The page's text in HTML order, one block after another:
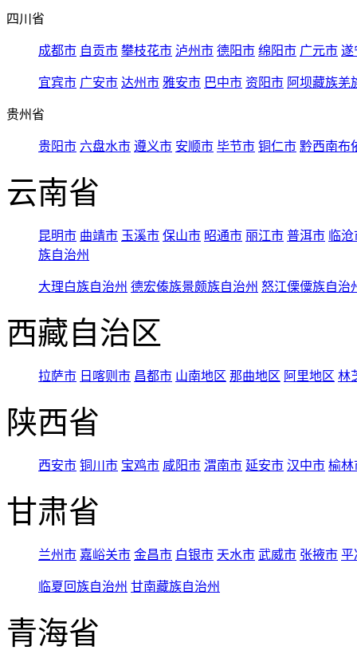
四川省
成都市 自贡市 攀枝花市 泸州市 德阳市 绵阳市 广元市 遂
宜宾市 广安市 达州市 雅安市 巴中市 资阳市 阿坝藏族羌
贵州省
贵阳市 六盘水市 遵义市 安顺市 毕节市 铜仁市 黔西南布
云南省
昆明市 曲靖市 玉溪市 保山市 昭通市 丽江市 普洱市 临
族自治州
大理白族自治州 德宏傣族景颇族自治州 怒江傈僳族自治
西藏自治区
拉萨市 日喀则市 昌都市 山南地区 那曲地区 阿里地区 林
陕西省
西安市 铜川市 宝鸡市 咸阳市 渭南市 延安市 汉中市 榆林
甘肃省
兰州市 嘉峪关市 金昌市 白银市 天水市 武威市 张掖市 平
临夏回族自治州 甘南藏族自治州
青海省